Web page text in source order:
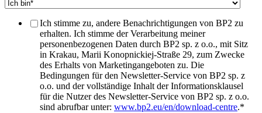
Ich stimme zu, andere Benachrichtigungen von BP2 zu
erhalten. Ich stimme der Verarbeitung meiner
personenbezogenen Daten durch BP2 sp. z o.o., mit Sitz
in Krakau, Marii Konopnickiej-Straße 29, zum Zwecke
des Erhalts von Marketingangeboten zu. Die
Bedingungen für den Newsletter-Service von BP2 sp. z
o.o. und der vollständige Inhalt der Informationsklausel
für die Nutzer des Newsletter-Service von BP2 sp. z o.o.
sind abrufbar unter: www.bp2.eu/en/download-centre.*